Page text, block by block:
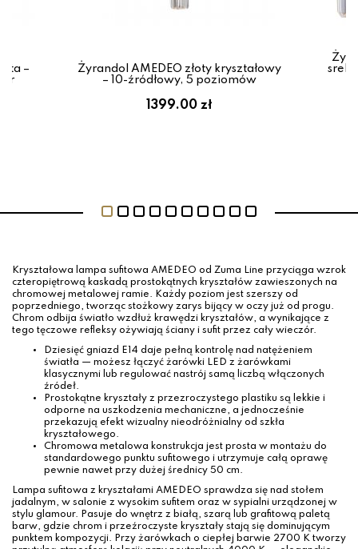
–
Żyrandol AMEDEO złoty kryształowy
– 10-źródłowy, 5 poziomów
1399.00 zł
Kryształowa lampa sufitowa AMEDEO od Zuma Line przyciąga wzrok
czteropiętrową kaskadą prostokątnych kryształów zawieszonych na
chromowej metalowej ramie. Każdy poziom jest szerszy od
poprzedniego, tworząc stożkowy zarys bijący w oczy już od progu.
Chrom odbija światło wzdłuż krawędzi kryształów, a wynikające z
tego tęczowe refleksy ożywiają ściany i sufit przez cały wieczór.
Dziesięć gniazd E14 daje pełną kontrolę nad natężeniem
światła — możesz łączyć żarówki LED z żarówkami
klasycznymi lub regulować nastrój samą liczbą włączonych
źródeł.
Prostokątne kryształy z przezroczystego plastiku są lekkie i
odporne na uszkodzenia mechaniczne, a jednocześnie
przekazują efekt wizualny nieodróżnialny od szkła
kryształowego.
Chromowa metalowa konstrukcja jest prosta w montażu do
standardowego punktu sufitowego i utrzymuje całą oprawę
pewnie nawet przy dużej średnicy 50 cm.
Lampa sufitowa z kryształami AMEDEO sprawdza się nad stołem
jadalnym, w salonie z wysokim sufitem oraz w sypialni urządzonej w
stylu glamour. Pasuje do wnętrz z białą, szarą lub grafitową paletą
barw, gdzie chrom i przeźroczyste kryształy stają się dominującym
punktem kompozycji. Przy żarówkach o ciepłej barwie 2700 K tworzy